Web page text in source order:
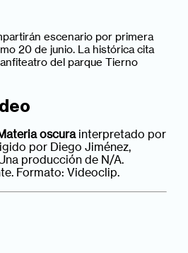
escenario por primera
20 de junio. La histórica cita
del parque Tierno
oscurainterpretado por
por Diego Jiménez,
producción de N/A.
Formato: Videoclip.